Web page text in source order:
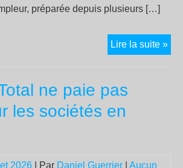
préparée depuis plusieurs […]
Lire la suite »31
ne paie pas
les sociétés en
2026 | Par Daniel Guerrier
Aucun